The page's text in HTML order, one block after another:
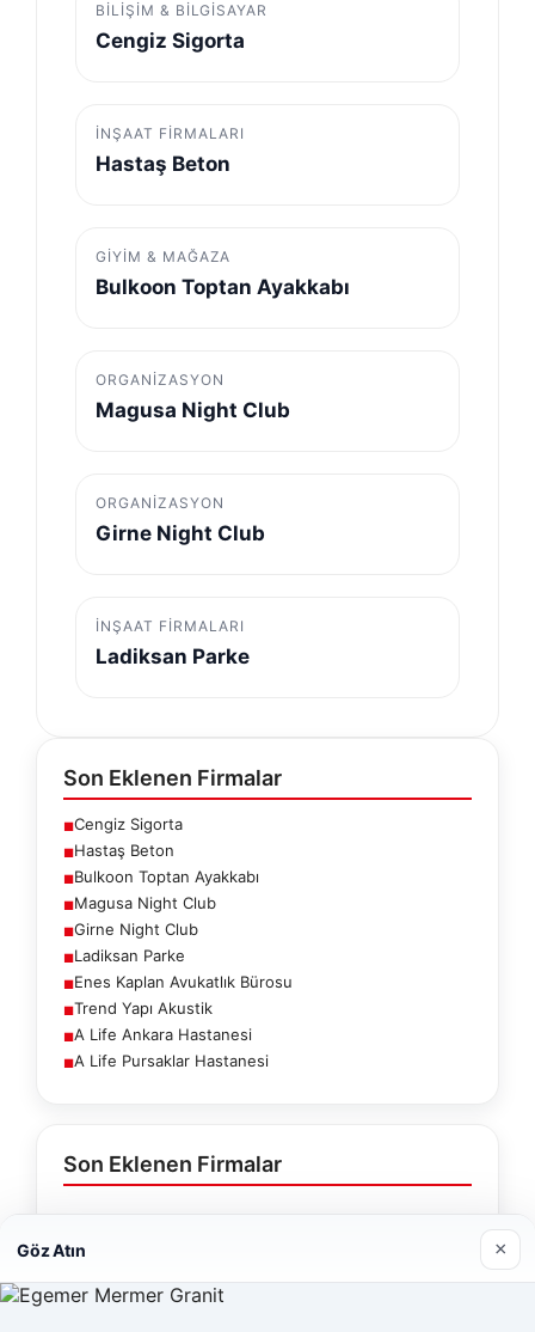
BILIŞIM & BILGISAYAR
Cengiz Sigorta
İNŞAAT FIRMALARI
Hastaş Beton
GIYIM & MAĞAZA
Bulkoon Toptan Ayakkabı
ORGANIZASYON
Magusa Night Club
ORGANIZASYON
Girne Night Club
İNŞAAT FIRMALARI
Ladiksan Parke
Son Eklenen Firmalar
■Cengiz Sigorta
■Hastaş Beton
■Bulkoon Toptan Ayakkabı
■Magusa Night Club
■Girne Night Club
■Ladiksan Parke
■Enes Kaplan Avukatlık Bürosu
■Trend Yapı Akustik
■A Life Ankara Hastanesi
■A Life Pursaklar Hastanesi
Son Eklenen Firmalar
23/06/2026
Göz Atın ×